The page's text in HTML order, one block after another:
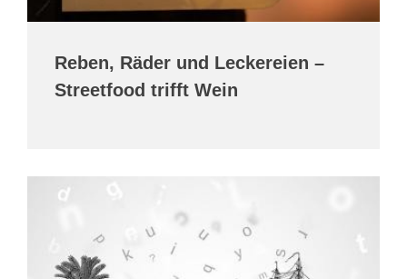
Reben, Räder und Leckereien –
Streetfood trifft Wein